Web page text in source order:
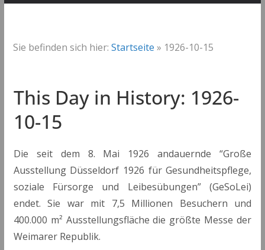
Sie befinden sich hier: Startseite » 1926-10-15
This Day in History: 1926-
10-15
Die seit dem 8. Mai 1926 andauernde “Große
Ausstellung Düsseldorf 1926 für Gesundheitspflege,
soziale Fürsorge und Leibesübungen” (GeSoLei)
endet. Sie war mit 7,5 Millionen Besuchern und
400.000 m² Ausstellungsfläche die größte Messe der
Weimarer Republik.